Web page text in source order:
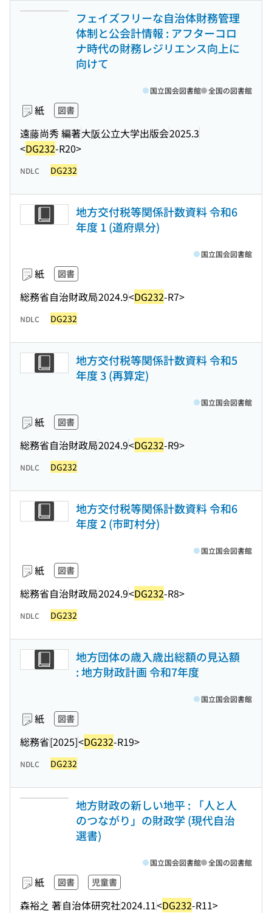
フェイズフリーな自治体財務管理
体制と公会計情報 : アフターコロ
ナ時代の財務レジリエンス向上に
向けて
紙 図書
遠藤尚秀 編著大阪公立大学出版会2025.3
<DG232-R20>
国立国会図書館 全国の図書館
NDLC DG232
地方交付税等関係計数資料 令和6
年度 1 (道府県分)
紙 図書
総務省自治財政局2024.9<DG232-R7>
国立国会図書館
NDLC DG232
地方交付税等関係計数資料 令和5
年度 3 (再算定)
紙 図書
総務省自治財政局2024.9<DG232-R9>
国立国会図書館
NDLC DG232
地方交付税等関係計数資料 令和6
年度 2 (市町村分)
紙 図書
総務省自治財政局2024.9<DG232-R8>
国立国会図書館
NDLC DG232
地方団体の歳入歳出総額の見込額
: 地方財政計画 令和7年度
紙 図書
総務省[2025]<DG232-R19>
国立国会図書館
NDLC DG232
地方財政の新しい地平 : 「人と人
のつながり」の財政学 (現代自治
選書)
紙 図書 児童書
森裕之 著自治体研究社2024.11<DG232-R11>
国立国会図書館 全国の図書館